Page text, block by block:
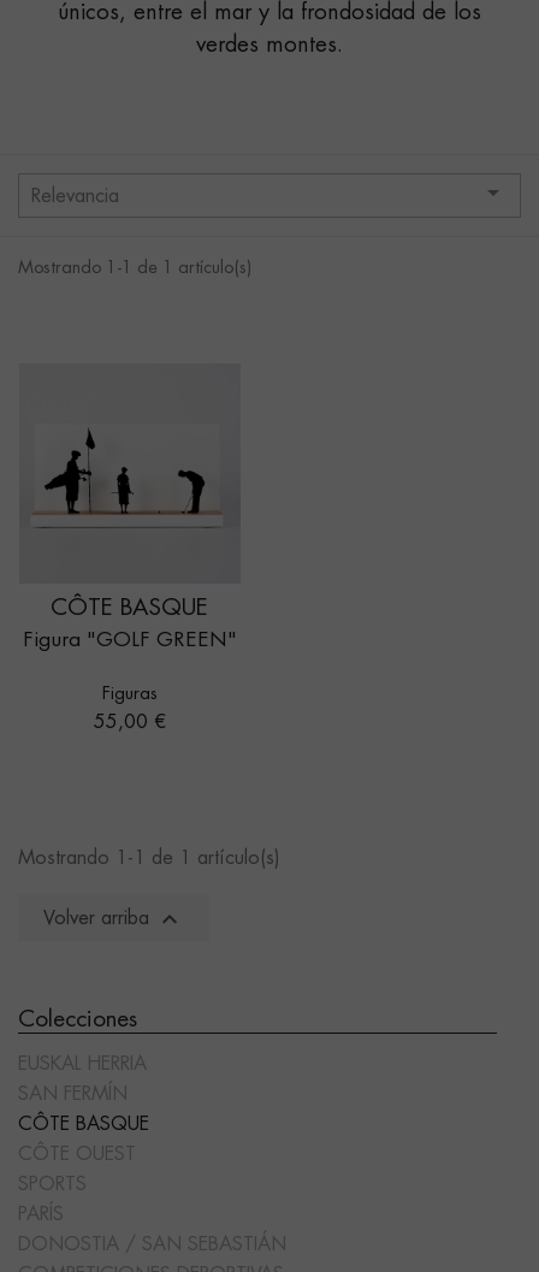
Colecciones
EUSKAL HERRIA
SAN FERMÍN
CÔTE BASQUE
CÔTE OUEST
SPORTS
PARÍS
DONOSTIA / SAN SEBASTIÁN
únicos, entre el mar y la frondosidad de los
verdes montes.
Relevancia 
Mostrando 1-1 de 1 artículo(s)
CÔTE BASQUE
Figura "GOLF GREEN"
Figuras
Precio
55,00 €
Mostrando 1-1 de 1 artículo(s)
Volver arriba 